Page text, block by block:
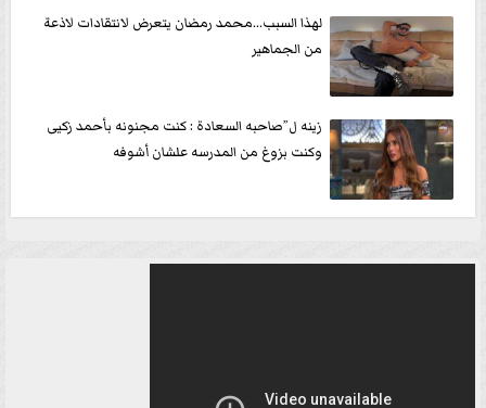
لهذا السبب...محمد رمضان يتعرض لانتقادات لاذعة
من الجماهير
زينه ل”صاحبه السعادة : كنت مجنونه بأحمد زكيى
وكنت بزوغ من المدرسه علشان أشوفه